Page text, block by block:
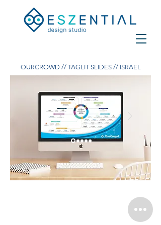
OURCROWD // TAGLIT SLIDES // ISRAEL